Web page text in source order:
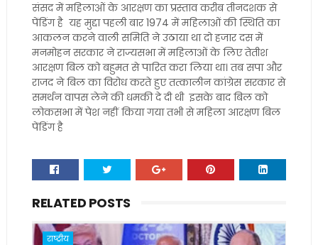
संसद में महिलाओं के आरक्षण का प्रस्ताव करीब तीनदशक से
पेंडिंग है यह मुद्दा पहली बार 1974 में महिलाओं की स्थिति का
आकलन करने वाली समिति ने उठाया था दो हजार दस में
मनमोहन सरकार ने राज्यसभा में महिलाओं के लिए तेतीश
आरक्षण बिल को बहुमत से पारित करा लिया था। तब सपा और
राजद ने बिल का विरोध करते हुए तत्कालीन कांग्रेस सरकार से
समर्थन वापस लेने की धमकी दे दी थी इसके बाद बिल को
लोकसभा में पेश नहीं किया गया तभी से महिला आरक्षण बिल
पेंडिंग है
RELATED POSTS
राष्ट्रीय